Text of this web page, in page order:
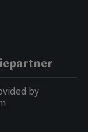
by